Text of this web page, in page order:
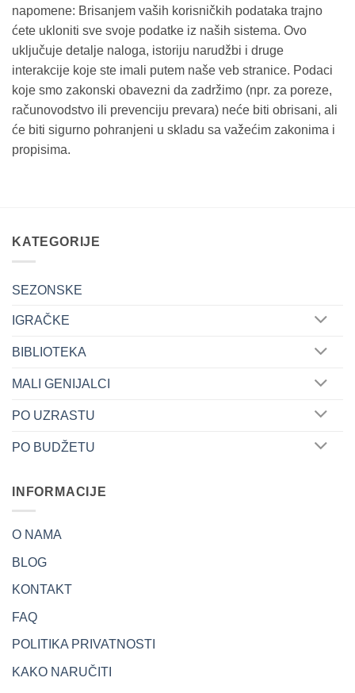
napomene: Brisanjem vaših korisničkih podataka trajno
ćete ukloniti sve svoje podatke iz naših sistema. Ovo
uključuje detalje naloga, istoriju narudžbi i druge
interakcije koje ste imali putem naše veb stranice. Podaci
koje smo zakonski obavezni da zadržimo (npr. za poreze,
računovodstvo ili prevenciju prevara) neće biti obrisani, ali
će biti sigurno pohranjeni u skladu sa važećim zakonima i
propisima.
KATEGORIJE
SEZONSKE
IGRAČKE
BIBLIOTEKA
MALI GENIJALCI
PO UZRASTU
PO BUDŽETU
INFORMACIJE
O NAMA
BLOG
KONTAKT
FAQ
POLITIKA PRIVATNOSTI
KAKO NARUČITI